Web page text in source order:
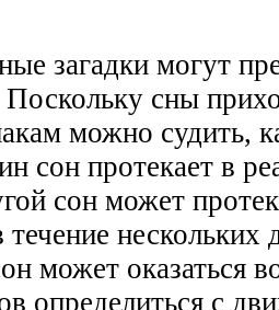
загадки могут
Поскольку сны
можно судить,
сон протекает в
сон может
нескольких
может оказаться
определиться с